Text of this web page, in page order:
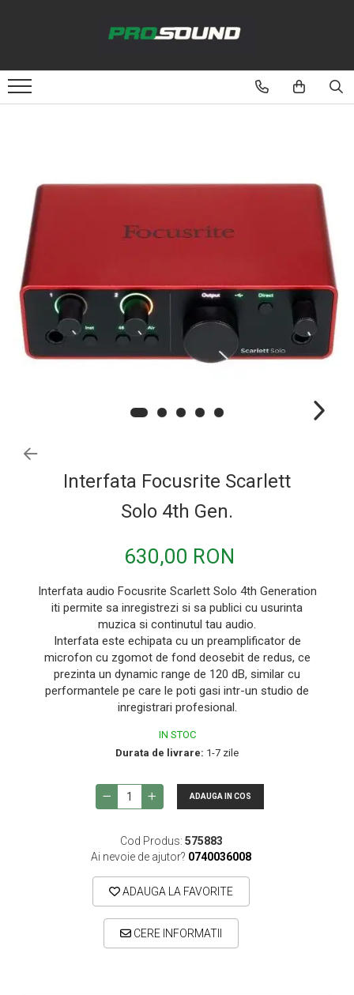
Sonorizare / PA
Amplificatoare Audio
Boxe Audio
Ecrane de difuzie
Mixere audio
Monitorizare In-Ear
Pickup-uri, platane & accesorii
Playere si Recordere
Procesoare si efecte
Unelte Audio
Microfoane de broadcast
Microfoane de instrumente
Microfoane de masurare si calibrare
Microfoane de studio
Microfoane de Suprafata
Microfoane de voce si live
Microfoane lavaliera si headset
Microfoane podcast, USB, iOS /
Microfoane pt instalatii si conferinta
Microfoane stereo
Microfoane Suspendabile
Microfoane wireless si sisteme
Studio si inregistrari
Interfata Focusrite Scarlett
Solo 4th Gen.
630,00 RON
Interfata audio Focusrite Scarlett Solo 4th Generation
iti permite sa inregistrezi si sa publici cu usurinta
muzica si continutul tau audio.
Interfata este echipata cu un preamplificator de
microfon cu zgomot de fond deosebit de redus, ce
prezinta un dynamic range de 120 dB, similar cu
performantele pe care le poti gasi intr-un studio de
inregistrari profesional.
IN STOC
Durata de livrare: 1-7 zile
ADAUGA IN COS
Cod Produs: 575883
Ai nevoie de ajutor? 0740036008
ADAUGA LA FAVORITE
CERE INFORMATII